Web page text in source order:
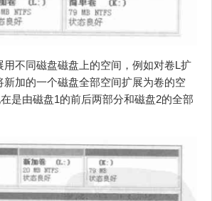
用不同磁盘磁盘上的空间，例如对卷L扩
新加的一个磁盘全部空间扩展为卷的空
是由磁盘1的前后两部分和磁盘2的全部